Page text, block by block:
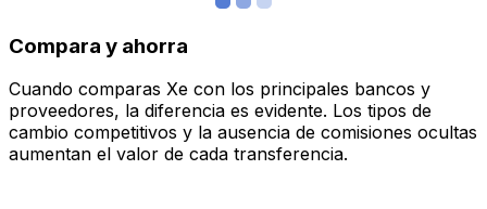
Compara y ahorra
Cuando comparas Xe con los principales bancos y
proveedores, la diferencia es evidente. Los tipos de
cambio competitivos y la ausencia de comisiones ocultas
aumentan el valor de cada transferencia.